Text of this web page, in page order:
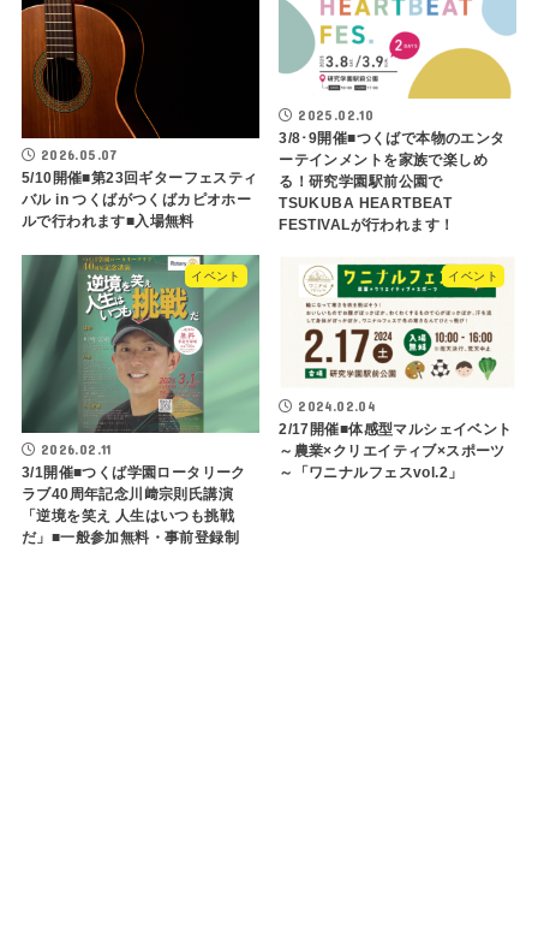
2026.05.07
5/10開催■第23回ギターフェスティ
バル in つくばがつくばカピオホー
ルで行われます■入場無料
2025.02.10
3/8･9開催■つくばで本物のエンタ
ーテインメントを家族で楽しめ
る！研究学園駅前公園で
TSUKUBA HEARTBEAT
FESTIVALが行われます！
イベント
2026.02.11
3/1開催■つくば学園ロータリーク
ラブ40周年記念川﨑宗則氏講演
「逆境を笑え 人生はいつも挑戦
だ」■一般参加無料・事前登録制
イベント
2024.02.04
2/17開催■体感型マルシェイベント
～農業×クリエイティブ×スポーツ
～「ワニナルフェスvol.2」